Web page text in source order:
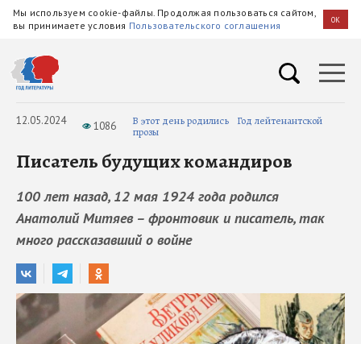
Мы используем cookie-файлы. Продолжая пользоваться сайтом,
вы принимаете условия Пользовательского соглашения OK
12.05.2024 1086 В этот день родились
Год лейтенантской
прозы
Писатель будущих командиров
100 лет назад, 12 мая 1924 года родился
Анатолий Митяев – фронтовик и писатель, так
много рассказавший о войне